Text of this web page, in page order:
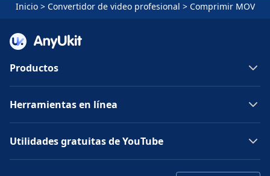
Inicio> Convertidor de video profesional > Comprimir MOV
Productos
Herramientas en línea
Utilidades gratuitas de YouTube